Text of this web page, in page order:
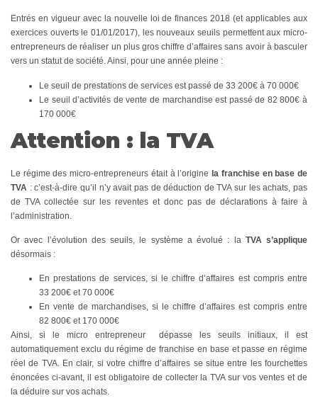
Entrés en vigueur avec la nouvelle loi de finances 2018 (et applicables aux
exercices ouverts le 01/01/2017), les nouveaux seuils permettent aux micro-
entrepreneurs de réaliser un plus gros chiffre d’affaires sans avoir à basculer
vers un statut de société. Ainsi, pour une année pleine :
Le seuil de prestations de services est passé de 33 200€ à 70 000€
Le seuil d’activités de vente de marchandise est passé de 82 800€ à
170 000€
Attention : la TVA
Le régime des micro-entrepreneurs était à l’originela franchise en base de
TVA : c’est-à-dire qu’il n’y avait pas de déduction de TVA sur les achats, pas
de TVA collectée sur les reventes et donc pas de déclarations à faire à
l’administration.
Or avec l’évolution des seuils, le système a évolué : la TVA s’applique
désormais :
En prestations de services, si le chiffre d’affaires est compris entre
33 200€ et 70 000€
En vente de marchandises, si le chiffre d’affaires est compris entre
82 800€ et 170 000€
Ainsi, si le micro entrepreneur dépasse les seuils initiaux, il est
automatiquement exclu du régime de franchise en base et passe en régime
réel de TVA. En clair, si votre chiffre d’affaires se situe entre les fourchettes
énoncées ci-avant, il est obligatoire de collecter la TVA sur vos ventes et de
la déduire sur vos achats.